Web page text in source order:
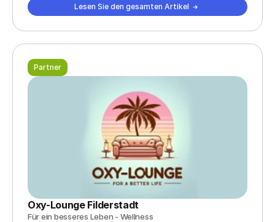
Lesen Sie den gesamten Artikel
Partner
Oxy-Lounge Filderstadt
Für ein besseres Leben - Wellness